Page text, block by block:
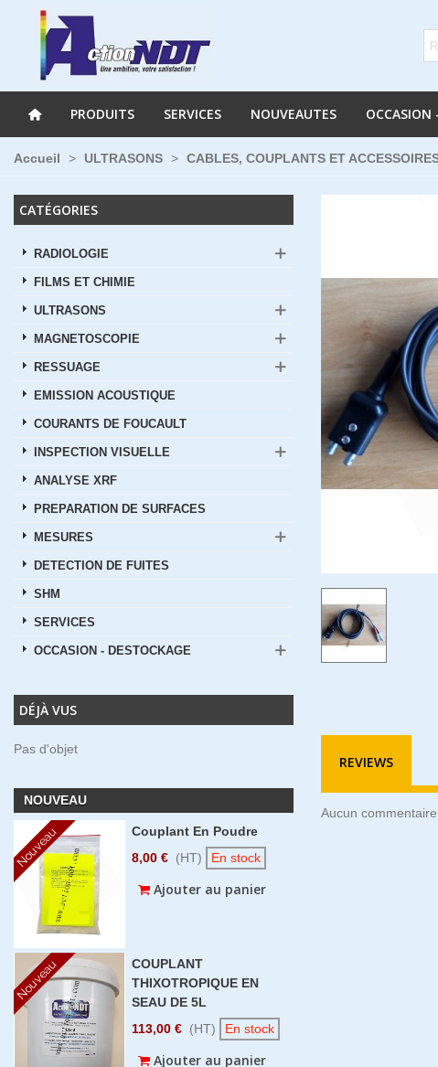
PRODUITS SERVICES NOUVEAUTES OCCASION
Accueil > ULTRASONS > CABLES, COUPLANTS ET
CATÉGORIES
RADIOLOGIE
FILMS ET CHIMIE
ULTRASONS
MAGNETOSCOPIE
RESSUAGE
EMISSION ACOUSTIQUE
COURANTS DE FOUCAULT
INSPECTION VISUELLE
ANALYSE XRF
PREPARATION DE SURFACES
MESURES
DETECTION DE FUITES
SHM
SERVICES
OCCASION - DESTOCKAGE
DÉJÀ VUS
Pas d'objet
NOUVEAU
Nouveau
Couplant En Poudre
8,00 € (HT) En stock
Ajouter au panier
Nouveau
COUPLANT
THIXOTROPIQUE EN
SEAU DE 5L
113,00 € (HT) En stock
Ajouter au panier
REVIEWS
Aucun commentaire